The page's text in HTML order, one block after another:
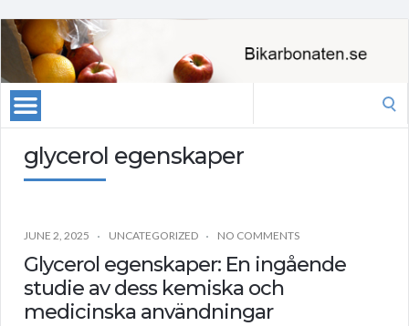
glycerol egenskaper
JUNE 2, 2025 UNCATEGORIZED NO COMMENTS
Glycerol egenskaper: En ingående
studie av dess kemiska och
medicinska användningar